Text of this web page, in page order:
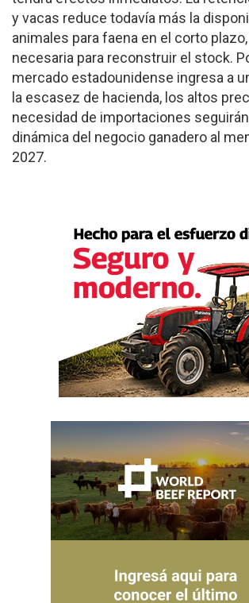
y vacas reduce todavía más la
animales para faena en el corto
necesaria para reconstruir el stock.
mercado estadounidense ingresa a
la escasez de hacienda, los altos
necesidad de importaciones
dinámica del negocio ganadero al
2027.